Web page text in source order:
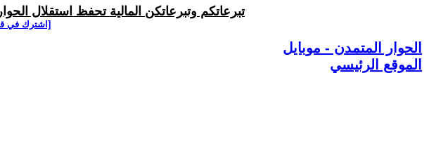
تبرعاتكم وتبرعاتكن المالية تحفظ استقلال
[اشترك في
الحوار المتمدن - موبايل
الموقع الرئيسي